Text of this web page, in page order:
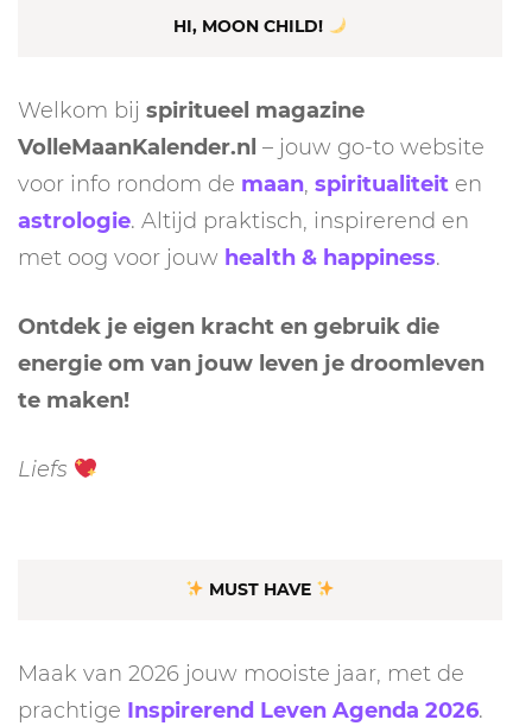
HI, MOON CHILD!
Welkom bij spiritueel magazine
VolleMaanKalender.nl – jouw go-to website
voor info rondom de maan, spiritualiteit en
astrologie. Altijd praktisch, inspirerend en
met oog voor jouw health & happiness.
Ontdek je eigen kracht en gebruik die
energie om van jouw leven je droomleven
te maken!
Liefs
MUST HAVE
Maak van 2026 jouw mooiste jaar, met de
prachtige Inspirerend Leven Agenda 2026.